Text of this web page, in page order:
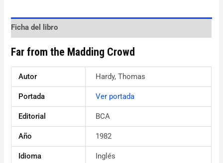
Ficha del libro
Far from the Madding Crowd
Autor Hardy, Thomas
Portada Ver portada
Editorial BCA
Año 1982
Idioma Inglés